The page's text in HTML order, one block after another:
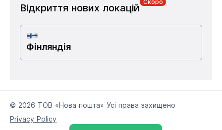
Відкриття нових локацій
Скоро
Фінляндія
© 2026 ТОВ «Нова пошта» Усі права захищено
Privacy Policy